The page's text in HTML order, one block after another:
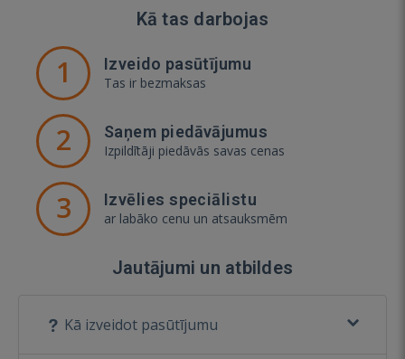
Kā tas darbojas
1 Izveido pasūtījumu
Tas ir bezmaksas
2 Saņem piedāvājumus
Izpildītāji piedāvās savas cenas
3 Izvēlies speciālistu
ar labāko cenu un atsauksmēm
Jautājumi un atbildes
Kā izveidot pasūtījumu